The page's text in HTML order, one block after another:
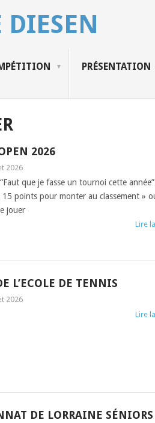
PRÉSENTATION
2026
2026
que je fasse un tournoi cette
15 points pour monter au classement »
jouer
Lire
L’ECOLE DE TENNIS
2026
Lire
DE LORRAINE SÉNIORS